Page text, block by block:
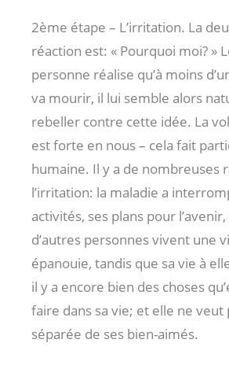
2ème étape – L’irritation. La
réaction est: « Pourquoi moi? »
personne réalise qu’à moins
va mourir, il lui semble alors
rebeller contre cette idée. La
est forte en nous – cela fait
humaine. Il y a de nombreuses
l’irritation: la maladie a
activités, ses plans pour
d’autres personnes vivent une
épanouie, tandis que sa vie à
il y a encore bien des choses
faire dans sa vie; et elle ne veut
séparée de ses bien-aimés.